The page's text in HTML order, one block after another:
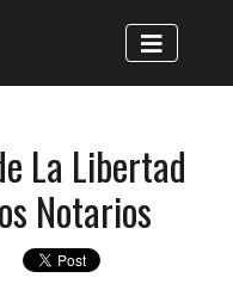
La Libertad
Notarios